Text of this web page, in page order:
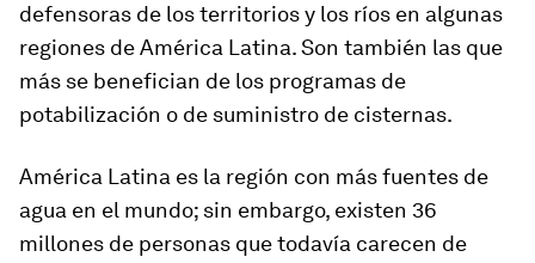
defensoras de los territorios y los ríos en algunas
regiones de América Latina. Son también las que
más se benefician de los programas de
potabilización o de suministro de cisternas.
América Latina es la región con más fuentes de
agua en el mundo; sin embargo, existen 36
millones de personas que todavía carecen de